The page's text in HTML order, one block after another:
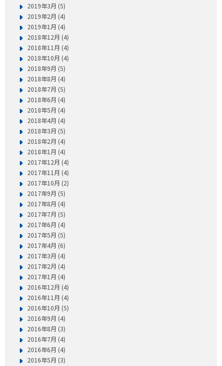
2019年3月 (5)
2019年2月 (4)
2019年1月 (4)
2018年12月 (4)
2018年11月 (4)
2018年10月 (4)
2018年9月 (5)
2018年8月 (4)
2018年7月 (5)
2018年6月 (4)
2018年5月 (4)
2018年4月 (4)
2018年3月 (5)
2018年2月 (4)
2018年1月 (4)
2017年12月 (4)
2017年11月 (4)
2017年10月 (2)
2017年9月 (5)
2017年8月 (4)
2017年7月 (5)
2017年6月 (4)
2017年5月 (5)
2017年4月 (6)
2017年3月 (4)
2017年2月 (4)
2017年1月 (4)
2016年12月 (4)
2016年11月 (4)
2016年10月 (5)
2016年9月 (4)
2016年8月 (3)
2016年7月 (4)
2016年6月 (4)
2016年5月 (3)